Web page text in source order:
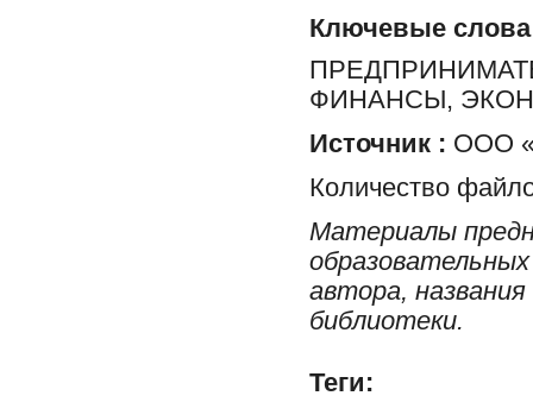
Ключевые слова
ФИНАНСЫ,
Источник : ООО
Количество
Материалы
автора,
библиотеки.
Теги: